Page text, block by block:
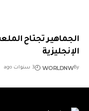
الجماهير تجتاح
الإنجليزية
By
WORLDNW 3 سنوات ago